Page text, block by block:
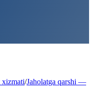
xizmati/Jaholatga qarshi —